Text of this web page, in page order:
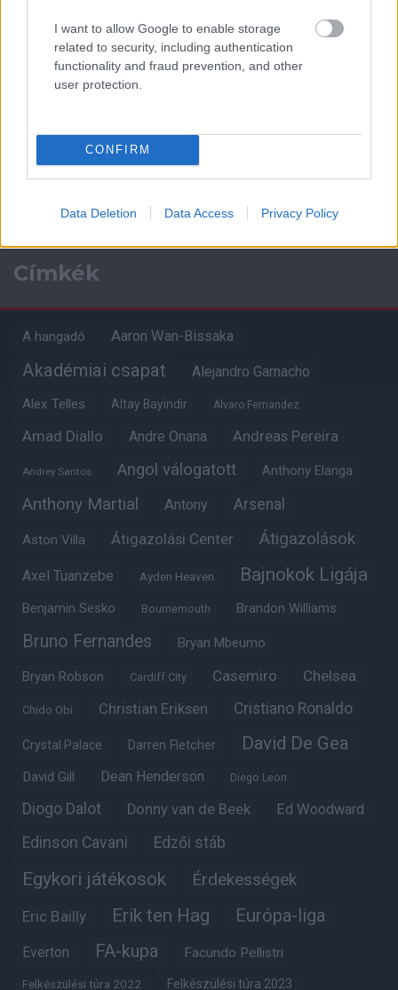
I want to allow Google to enable storage
related to security, including authentication
functionality and fraud prevention, and other
user protection.
CONFIRM
Data Deletion Data Access Privacy Policy
Támogasd adományoddal
a ManUtdFanatics.hu működését!
Kapcsolódó hírek
Címkék
A hangadó Aaron Wan-Bissaka
Akadémiai csapat Alejandro Garnacho
Alex Telles Altay Bayindir Alvaro Fernandez
Amad Diallo Andre Onana Andreas Pereira
Andrey Santos Angol válogatott Anthony Elanga
Anthony Martial Antony Arsenal
Aston Villa Átigazolási Center Átigazolások
Axel Tuanzebe Ayden Heaven Bajnokok Ligája
Benjamin Sesko Bournemouth Brandon Williams
Bruno Fernandes Bryan Mbeumo
Bryan Robson Cardiff City Casemiro Chelsea
Chido Obi Christian Eriksen Cristiano Ronaldo
Crystal Palace Darren Fletcher David De Gea
David Gill Dean Henderson Diego Leon
Diogo Dalot Donny van de Beek Ed Woodward
Edinson Cavani Edzői stáb
Egykori játékosok Érdekességek
Eric Bailly Erik ten Hag Európa-liga
Everton FA-kupa Facundo Pellistri
Felkészülési túra 2022 Felkészülési túra 2023